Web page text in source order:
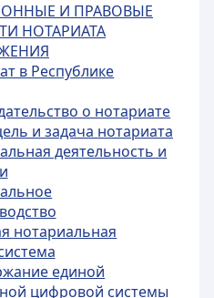
И ПРАВОВЫЕ
НОТАРИАТА
в Республике
о нотариате
и задача нотариата
деятельность и
нотариальная
единой
цифровой системы